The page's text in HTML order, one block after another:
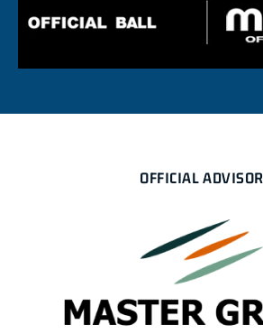
OFFICIAL ADVISOR